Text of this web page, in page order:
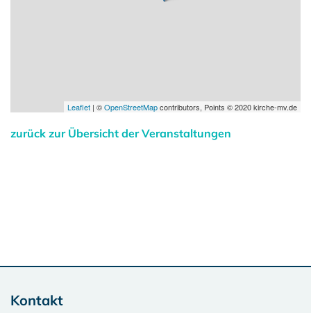
Leaflet | ©OpenStreetMapcontributors, Points © 2020 kirche-mv.de
zurück zur Übersicht der Veranstaltungen
Kontakt